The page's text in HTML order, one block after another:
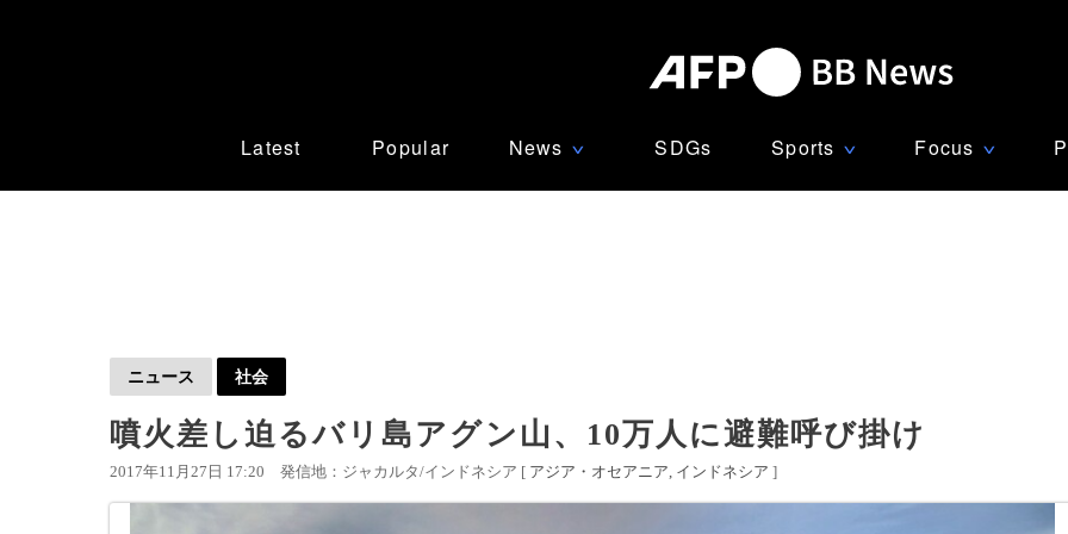
Latest Popular News ∨ SDGs Sports ∨ Focus ∨
ニュース 社会
噴火差し迫るバリ島アグン山、10万人に避難呼び掛け
2017年11月27日 17:20 発信地：ジャカルタ/インドネシア [ アジア・オセアニア インドネシア ]